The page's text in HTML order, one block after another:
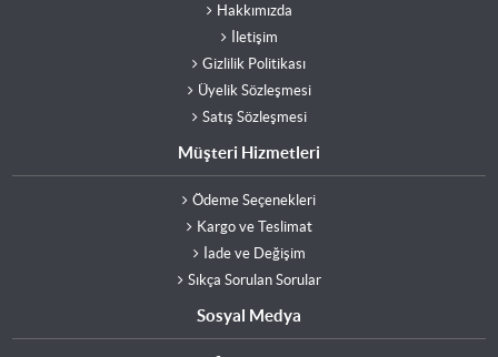
Hakkımızda
İletişim
Gizlilik Politikası
Üyelik Sözleşmesi
Satış Sözleşmesi
Müşteri Hizmetleri
Ödeme Seçenekleri
Kargo ve Teslimat
İade ve Değişim
Sıkça Sorulan Sorular
Sosyal Medya